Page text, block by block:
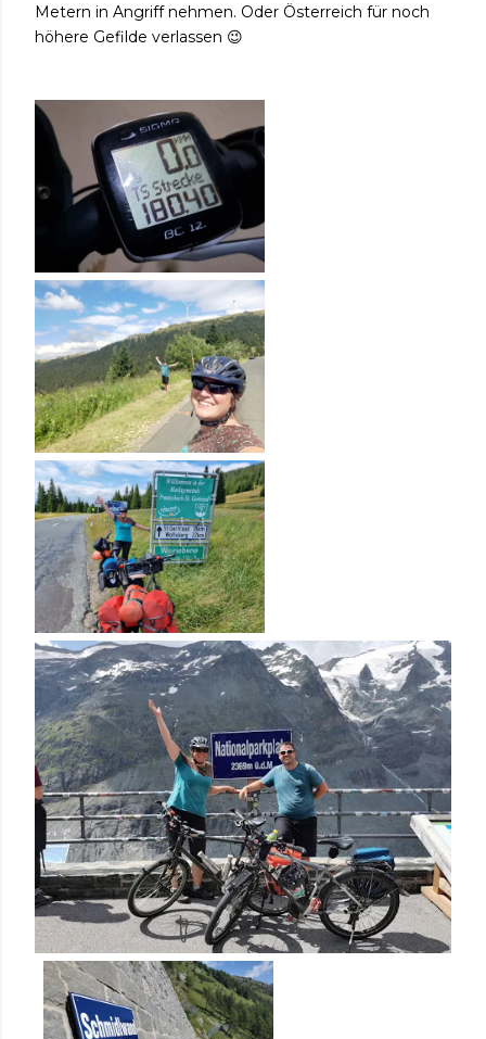
Metern in Angriff nehmen. Oder Österreich für noch
höhere Gefilde verlassen 😉